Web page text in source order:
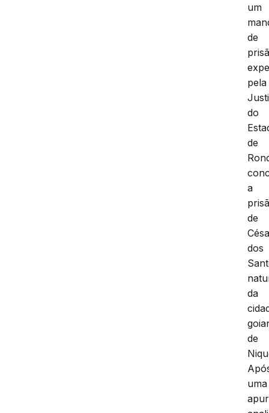
um
de
pela
do
de
a
de
dos
da
de
uma